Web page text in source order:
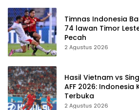
Timnas Indonesia
74 lawan Timor
Pecah
2 Agustus 2026
Hasil Vietnam vs
AFF 2026: Indonesia
Terbuka
2 Agustus 2026